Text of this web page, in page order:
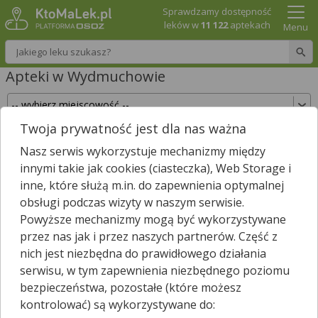
Wpisz nazwę leku
Sprawdzamy dostępność
leków w11 122aptekach Menu
Apteki w Wydmuchowie
Sprawdź, które apteki w Wydmuchowie posiadają
Twój lek i zarezerwuj go już teraz!
Wpisz nazwę leku
W pobliżu Wydmuchowa jest
aptek.
Wybierz typ aptek
Twoja prywatność jest dla nas ważna
Nasz serwis wykorzystuje mechanizmy między
innymi takie jak cookies (ciasteczka), Web Storage i
inne, które służą m.in. do zapewnienia optymalnej
obsługi podczas wizyty w naszym serwisie.
Powyższe mechanizmy mogą być wykorzystywane
przez nas jak i przez naszych partnerów. Część z
nich jest niezbędna do prawidłowego działania
serwisu, w tym zapewnienia niezbędnego poziomu
bezpieczeństwa, pozostałe (które możesz
kontrolować) są wykorzystywane do: